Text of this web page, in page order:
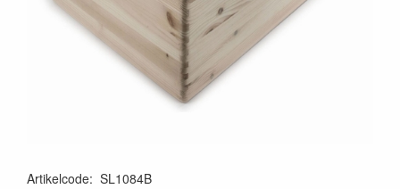
Artikelcode: SL1084B